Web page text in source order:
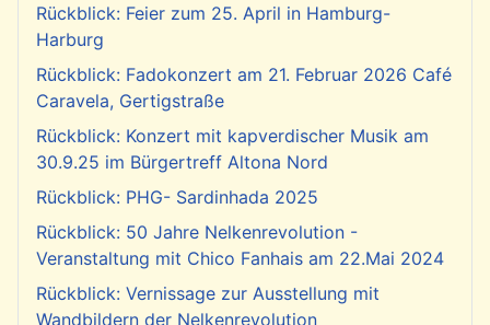
Rückblick: Feier zum 25. April in Hamburg-
Harburg
Rückblick: Fadokonzert am 21. Februar 2026 Café
Caravela, Gertigstraße
Rückblick: Konzert mit kapverdischer Musik am
30.9.25 im Bürgertreff Altona Nord
Rückblick: PHG- Sardinhada 2025
Rückblick: 50 Jahre Nelkenrevolution -
Veranstaltung mit Chico Fanhais am 22.Mai 2024
Rückblick: Vernissage zur Ausstellung mit
Wandbildern der Nelkenrevolution